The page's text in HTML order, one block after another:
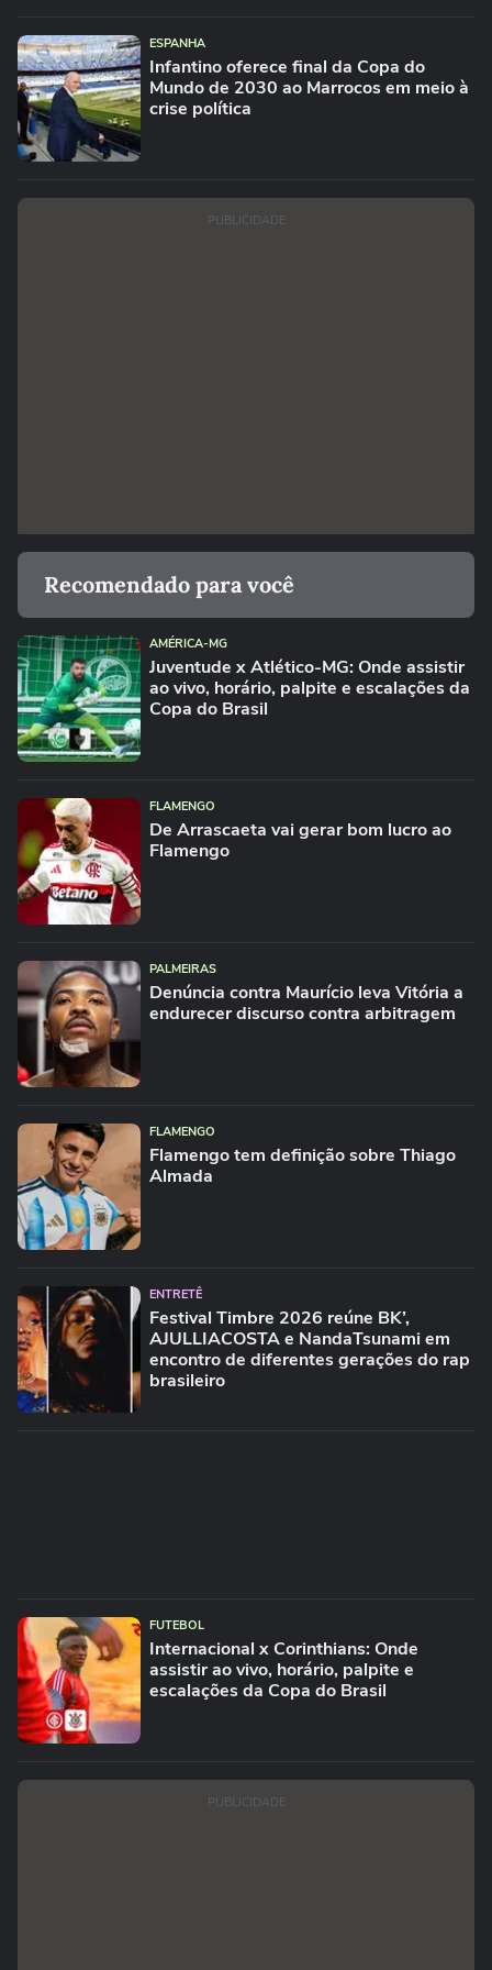
ESPANHA
Infantino oferece final da Copa do
Mundo de 2030 ao Marrocos em meio à
crise política
PUBLICIDADE
Recomendado para você
AMÉRICA-MG
Juventude x Atlético-MG: Onde assistir
ao vivo, horário, palpite e escalações da
Copa do Brasil
FLAMENGO
De Arrascaeta vai gerar bom lucro ao
Flamengo
PALMEIRAS
Denúncia contra Maurício leva Vitória a
endurecer discurso contra arbitragem
FLAMENGO
Flamengo tem definição sobre Thiago
Almada
ENTRETÊ
Festival Timbre 2026 reúne BK’,
AJULLIACOSTA e NandaTsunami em
encontro de diferentes gerações do rap
brasileiro
FUTEBOL
Internacional x Corinthians: Onde
assistir ao vivo, horário, palpite e
escalações da Copa do Brasil
PUBLICIDADE